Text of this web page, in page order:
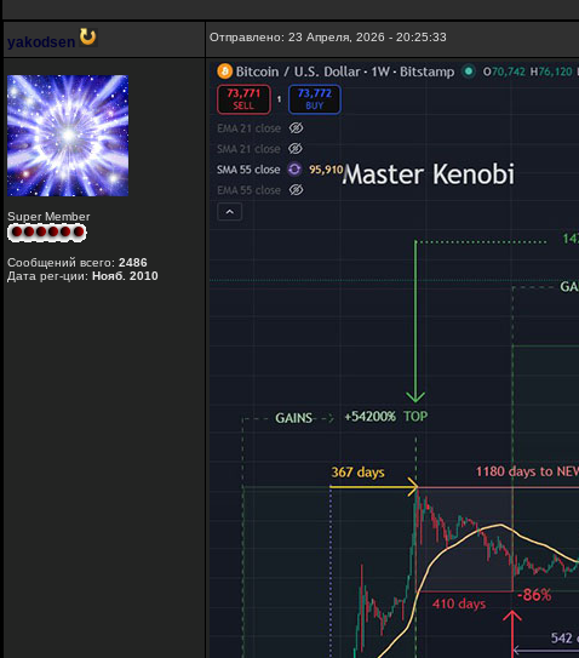
yakodsen Отправлено: 23 Апреля, 2026 - 20:25:33
Super Member
Сообщений всего: 2486
Дата рег-ции: Нояб. 2010